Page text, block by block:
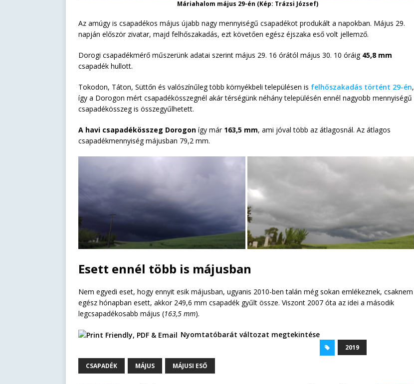
Máriahalom május 29-én (Kép: Trázsi József)
Az amúgy is csapadékos május újabb nagy mennyiségű csapadékot produkált a napokban. Május 29.
napján először zivatar, majd felhőszakadás, ezt követően egész éjszaka eső volt jellemző.
Dorogi csapadékmérő műszerünk adatai szerint május 29. 16 órától május 30. 10 óráig 45,8 mm
csapadék hullott.
Tokodon, Táton, Süttőn és valószínűleg több környékbeli településen is felhőszakadás történt 29-én,
így a Dorogon mért csapadékösszegnél akár térségünk néhány településén ennél nagyobb mennyiségű
csapadékösszeg is összegyűlhetett.
A havi csapadékösszeg Dorogon így már 163,5 mm, ami jóval több az átlagosnál. Az átlagos
csapadékmennyiség májusban 79,2 mm.
Esett ennél több is májusban
Nem egyedi eset, hogy ennyit esik májusban, ugyanis 2010-ben talán még sokan emlékeznek, csaknem
egész hónapban esett, akkor 249,6 mm csapadék gyűlt össze. Viszont 2007 óta az idei a második
legcsapadékosabb május (163,5 mm).
Nyomtatóbarát változat megtekintése
2019
CSAPADÉK MÁJUS MÁJUSI ESŐ